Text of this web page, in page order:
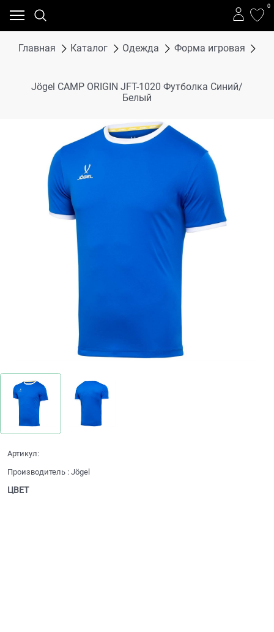
0
Главная Каталог Одежда Форма игровая
Jögel CAMP ORIGIN JFT-1020 Футболка Синий/
Белый
Артикул:
Производитель : Jögel
ЦВЕТ